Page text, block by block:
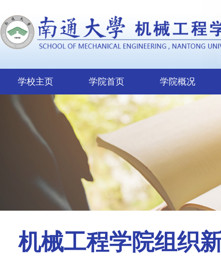
学校主页 学院首页 学院概况
机械工程学院组织